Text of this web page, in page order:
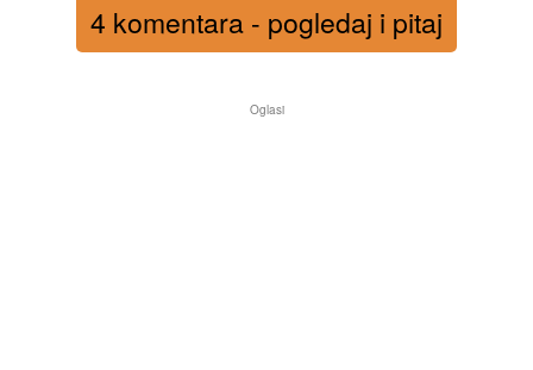
4 komentara - pogledaj i pitaj
Oglasi